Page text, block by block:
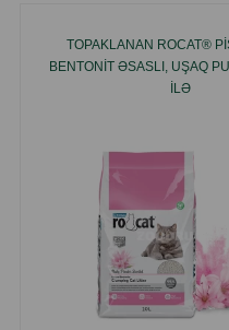
TOPAKLANAN ROCAT®
BENTONIT ƏSASLI, UŞAQ
ILƏ